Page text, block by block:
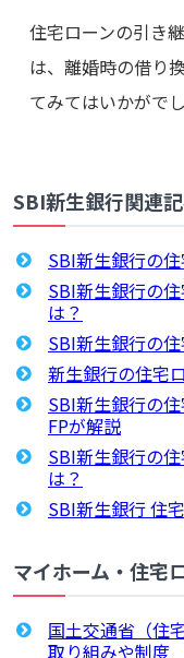
住宅ローンの引き
は、離婚時の借り
てみてはいかがで
SBI新生銀行関連
SBI新生銀行の
SBI新生銀行の
は？
SBI新生銀行の
新生銀行の住宅
SBI新生銀行の
FPが解説
SBI新生銀行の
は？
SBI新生銀行 住
マイホーム・住宅
国土交通省（住
取り組みや制度